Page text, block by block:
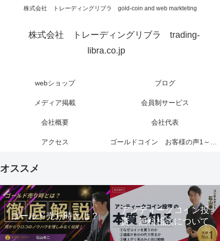
株式会社 トレーディングリブラ gold-coin and web markteting
株式会社 トレーディングリブラ trading-
libra.co.jp
webショップ ブログ
メディア掲載 会員制サービス
会社概要 会社代表
アクセス ゴールドコイン お客様の声1～6ページ
オススメ
ゴールド売り時とは？
アンティークコイン投
資 無料相談について